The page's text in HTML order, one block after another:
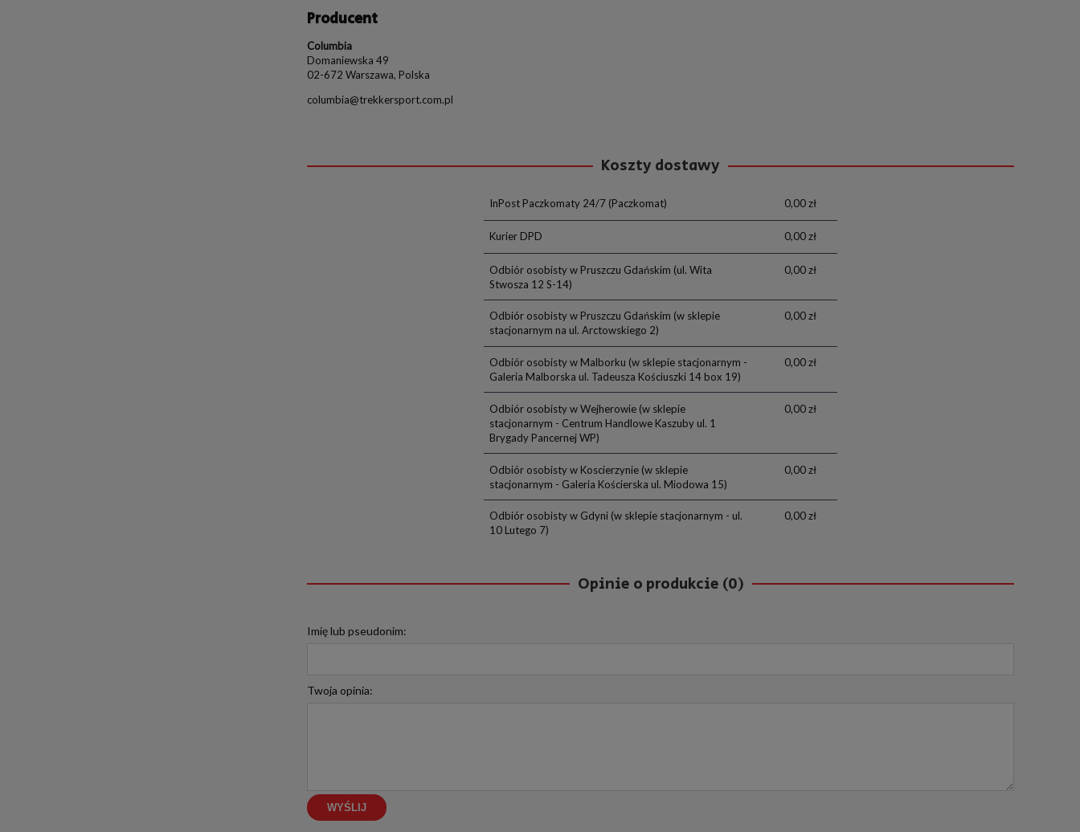
Producent
Columbia
Domaniewska 49
02-672 Warszawa, Polska
columbia@trekkersport.com.pl
Koszty dostawy
InPost Paczkomaty 24/7(Paczkomat) 0,00 zł
Kurier DPD 0,00 zł
Odbiór osobisty w Pruszczu Gdańskim (ul. Wita
Stwosza 12 S-14)
0,00 zł
Odbiór osobisty w Pruszczu Gdańskim (w sklepie
stacjonarnym na ul. Arctowskiego 2)
0,00 zł
Odbiór osobisty w Malborku (w sklepie stacjonarnym -
Galeria Malborska ul. Tadeusza Kościuszki 14 box 19)
0,00 zł
Odbiór osobisty w Wejherowie(w sklepie
stacjonarnym - Centrum Handlowe Kaszuby ul. 1
Brygady Pancernej WP)
0,00 zł
Odbiór osobisty w Koscierzynie(w sklepie
stacjonarnym - Galeria Kościerska ul. Miodowa 15)
0,00 zł
Odbiór osobisty w Gdyni(w sklepie stacjonarnym - ul.
10 Lutego 7)
0,00 zł
Opinie o produkcie (0)
Imię lub pseudonim:
Twoja opinia:
WYŚLIJ